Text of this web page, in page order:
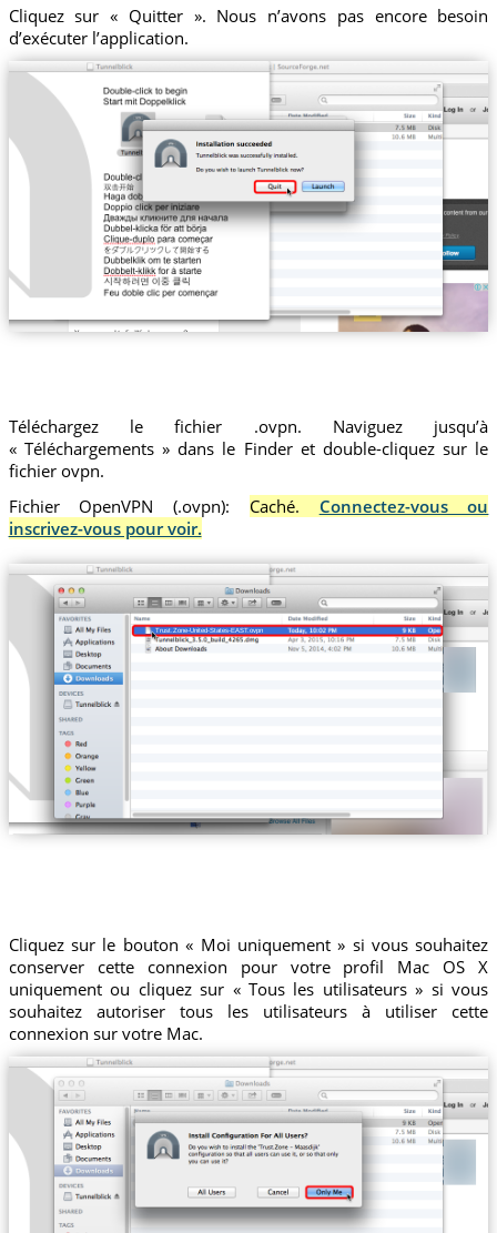
Cliquez sur « Quitter ». Nous n’avons pas encore besoin
d’exécuter l’application.
Téléchargez le fichier .ovpn. Naviguez jusqu’à
« Téléchargements » dans le Finder et double-cliquez sur le
fichier ovpn.
Fichier OpenVPN (.ovpn):
Caché. Connectez-vous ou
inscrivez-vous pour voir.
Trust.Zone-United-States-EAST.ovpn
Cliquez sur le bouton « Moi uniquement » si vous souhaitez
conserver cette connexion pour votre profil Mac OS X
uniquement ou cliquez sur « Tous les utilisateurs » si vous
souhaitez autoriser tous les utilisateurs à utiliser cette
connexion sur votre Mac.